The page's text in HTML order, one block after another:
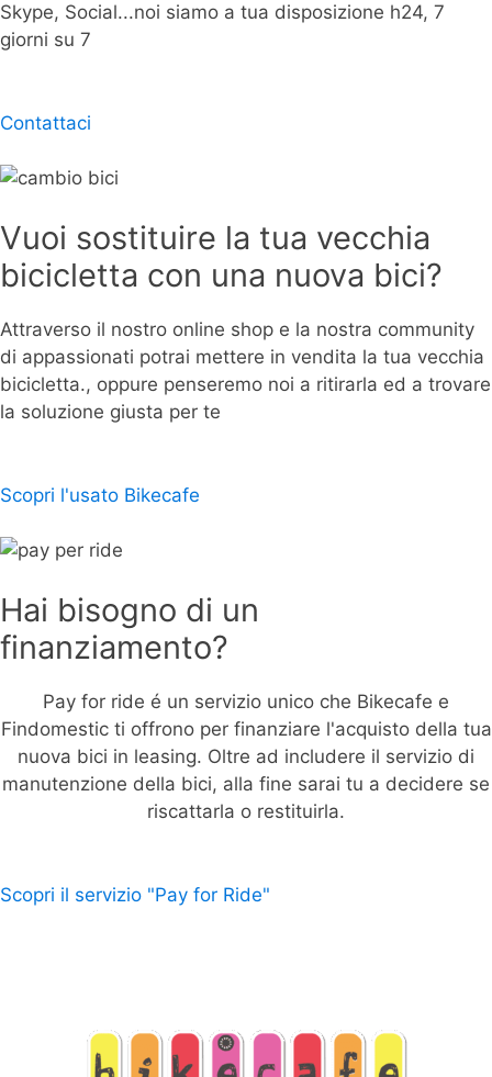
Skype, Social...noi siamo a tua disposizione h24, 7
giorni su 7
Contattaci
Vuoi sostituire la tua vecchia
bicicletta con una nuova bici?
Attraverso il nostro online shop e la nostra community
di appassionati potrai mettere in vendita la tua vecchia
bicicletta., oppure penseremo noi a ritirarla ed a trovare
la soluzione giusta per te
Scopri l'usato Bikecafe
Hai bisogno di un
finanziamento?
Pay for ride é un servizio unico che Bikecafe e
Findomestic ti offrono per finanziare l'acquisto della tua
nuova bici in leasing. Oltre ad includere il servizio di
manutenzione della bici, alla fine sarai tu a decidere se
riscattarla o restituirla.
Scopri il servizio "Pay for Ride"